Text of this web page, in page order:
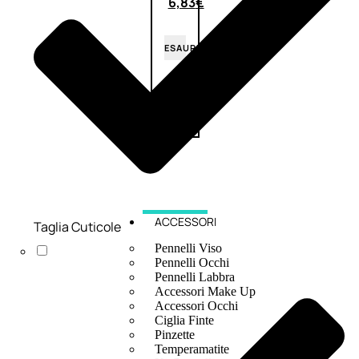
ESAURITO
ACCESSORI
Pennelli Viso
Pennelli Occhi
Pennelli Labbra
Accessori Make Up
Accessori Occhi
Ciglia Finte
Pinzette
Temperamatite
Taglia Cuticole